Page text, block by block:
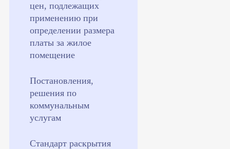
цен, подлежащих
применению при
определении размера
платы за жилое
помещение
Постановления,
решения по
коммунальным
услугам
Стандарт раскрытия